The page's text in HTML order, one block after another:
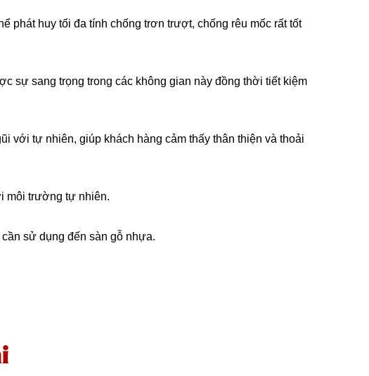
huy tối đa tính chống trơn trượt, chống rêu mốc rất tốt
sự sang trọng trong các không gian này đồng thời tiết kiệm
với tự nhiên, giúp khách hàng cảm thấy thân thiện và thoải
môi trường tự nhiên.
sử dụng đến sàn gỗ nhựa.